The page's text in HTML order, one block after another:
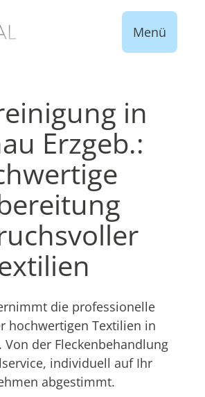
Menü
in
Erzgeb.:
die professionelle
hochwertigen Textilien in
Von der Fleckenbehandlung
individuell auf Ihr
abgestimmt.